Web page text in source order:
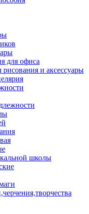
для офиса
и аксессуары
школы